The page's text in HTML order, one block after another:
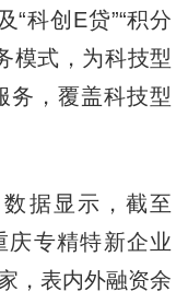
“科创E贷”“积分
模式，为科技型
务，覆盖科技型
据显示，截至
庆专精特新企业
，表内外融资余